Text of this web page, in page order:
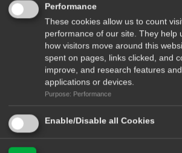
Δέχομαι να λαμβάνω newsletters από το
Performance
These cookies allow us to count
performance of our site. They help
how visitors move around this
spent on pages, links clicked, and
improve, and research features
applications or devices.
Purpose: Performance
Enable/Disable all Cookies